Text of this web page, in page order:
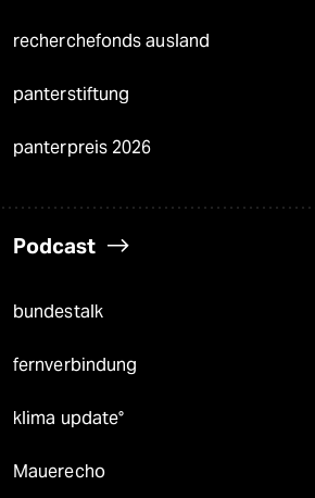
recherchefonds ausland
panterstiftung
panterpreis 2026
Podcast
bundestalk
fernverbindung
klima update°
Mauerecho